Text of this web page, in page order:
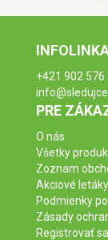
+421 902 576
PRE
O nás
Všetky
Zoznam
Akciové letáky
Podmienky
Zásady
Registrovať sa